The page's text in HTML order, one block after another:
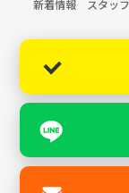
新着情報
スタッ